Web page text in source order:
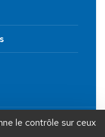
DLF
le contrôle sur ceux